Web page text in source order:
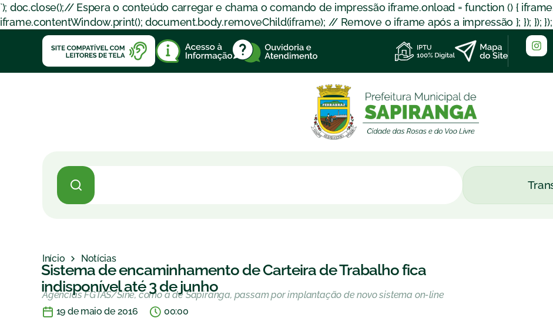
`); doc.close();// Espera o conteúdo carregar e chama o comando de impressão iframe.onload = function () {
iframe.contentWindow.print(); document.body.removeChild(iframe); // Remove o iframe após a impressão }; }); }); });
Início Notícias
Sistema de encaminhamento de Carteira de Trabalho fica
indisponível até 3 de junho
Agências FGTAS/Sine, como a de Sapiranga, passam por implantação de novo sistema on-line
19 de maio de 2016
00:00